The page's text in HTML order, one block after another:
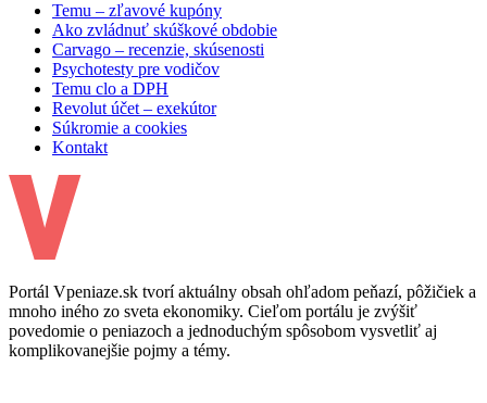
Temu – zľavové kupóny
Ako zvládnuť skúškové obdobie
Carvago – recenzie, skúsenosti
Psychotesty pre vodičov
Temu clo a DPH
Revolut účet – exekútor
Súkromie a cookies
Kontakt
Portál Vpeniaze.sk tvorí aktuálny obsah ohľadom peňazí, pôžičiek a
mnoho iného zo sveta ekonomiky. Cieľom portálu je zvýšiť
povedomie o peniazoch a jednoduchým spôsobom vysvetliť aj
komplikovanejšie pojmy a témy.